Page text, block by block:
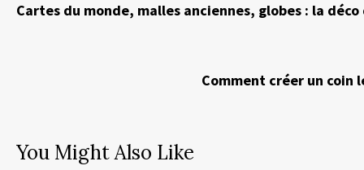
Cartes du monde, malles anciennes, globes : la déco
Comment créer un coin
You Might Also Like